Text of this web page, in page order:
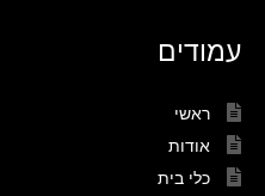
עמודים
ראשי
אודות
כלי בית